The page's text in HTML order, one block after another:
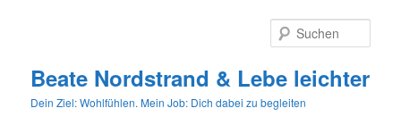
Beate Nordstrand & Lebe leichter
Dein Ziel: Wohlfühlen. Mein Job: Dich dabei zu begleiten